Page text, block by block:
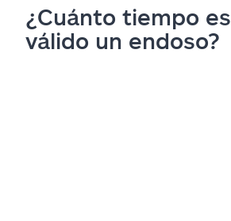
¿Cuánto tiempo es
válido un endoso?